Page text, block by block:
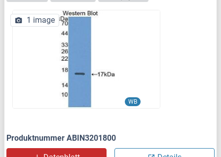
WB
1 image
Produktnummer ABIN3201800